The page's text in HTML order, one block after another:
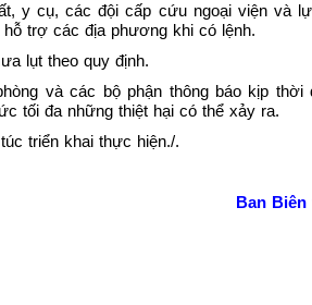
y cụ, các đội cấp cứu ngoại viện và
trợ các địa phương khi có lệnh.
lụt theo quy định.
và các bộ phận thông báo kịp thời
tối đa những thiệt hại có thể xảy ra.
triển khai thực hiện./.
Ban Biên